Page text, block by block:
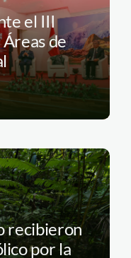
el III
de
recibieron
por la